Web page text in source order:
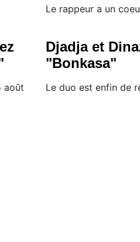
Le rappeur a un
août
Djadja et
"Bonkasa"
Le duo est enfin de